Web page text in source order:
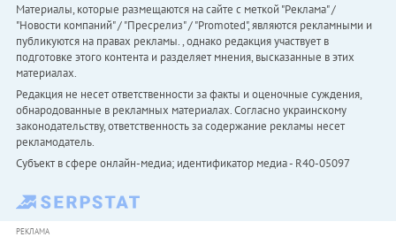
Материалы, которые размещаются на сайте с меткой "Реклама" /
"Новости компаний" / "Пресрелиз" / "Promoted", являются рекламными и
публикуются на правах рекламы. , однако редакция участвует в
подготовке этого контента и разделяет мнения, высказанные в этих
материалах.
Редакция не несет ответственности за факты и оценочные суждения,
обнародованные в рекламных материалах. Согласно украинскому
законодательству, ответственность за содержание рекламы несет
рекламодатель.
Субъект в сфере онлайн-медиа; идентификатор медиа - R40-05097
РЕКЛАМА